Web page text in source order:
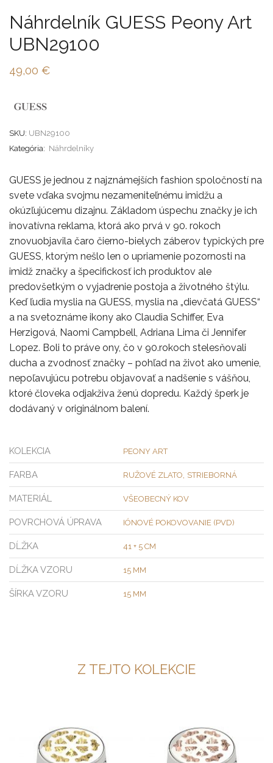
Náhrdelník GUESS Peony Art
UBN29100
49,00 €
SKU: UBN29100
Kategória: Náhrdelníky
GUESS je jednou z najznámejších fashion spoločností na
svete vďaka svojmu nezameniteľnému imidžu a
okúzľujúcemu dizajnu. Základom úspechu značky je ich
inovatívna reklama, ktorá ako prvá v 90. rokoch
znovuobjavila čaro čierno-bielych záberov typických pre
GUESS, ktorým nešlo len o upriamenie pozornosti na
imidž značky a špecifickosť ich produktov ale
predovšetkým o vyjadrenie postoja a životného štýlu.
Keď ľudia myslia na GUESS, myslia na „dievčatá GUESS“
a na svetoznáme ikony ako Claudia Schiffer, Eva
Herzigová, Naomi Campbell, Adriana Lima či Jennifer
Lopez. Boli to práve ony, čo v 90.rokoch stelesňovali
ducha a zvodnosť značky – pohľad na život ako umenie,
nepoľavujúcu potrebu objavovať a nadšenie s vášňou,
ktoré človeka odjakživa ženú dopredu. Každý šperk je
dodávaný v originálnom balení.
KOLEKCIA PEONY ART
FARBA RUŽOVÉ ZLATO, STRIEBORNÁ
MATERIÁL VŠEOBECNÝ KOV
POVRCHOVÁ ÚPRAVA IÓNOVÉ POKOVOVANIE (PVD)
DĹŽKA 41 + 5 CM
DĹŽKA VZORU 15 MM
ŠÍRKA VZORU 15 MM
Z TEJTO KOLEKCIE